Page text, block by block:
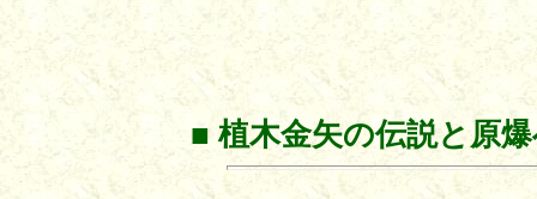
■ 植木金矢の伝説と原